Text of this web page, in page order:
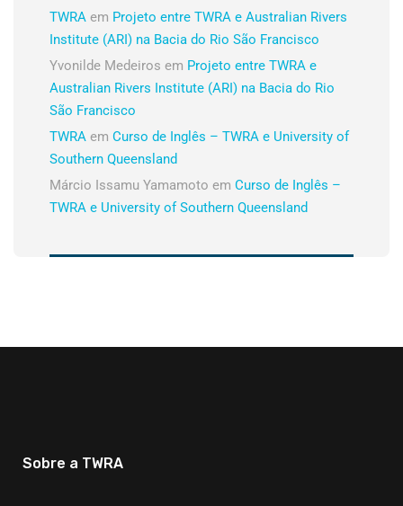
TWRA em Projeto entre TWRA e Australian Rivers
Institute (ARI) na Bacia do Rio São Francisco
Yvonilde Medeiros em Projeto entre TWRA e
Australian Rivers Institute (ARI) na Bacia do Rio
São Francisco
TWRA em Curso de Inglês – TWRA e University of
Southern Queensland
Márcio Issamu Yamamoto em Curso de Inglês –
TWRA e University of Southern Queensland
Sobre a TWRA